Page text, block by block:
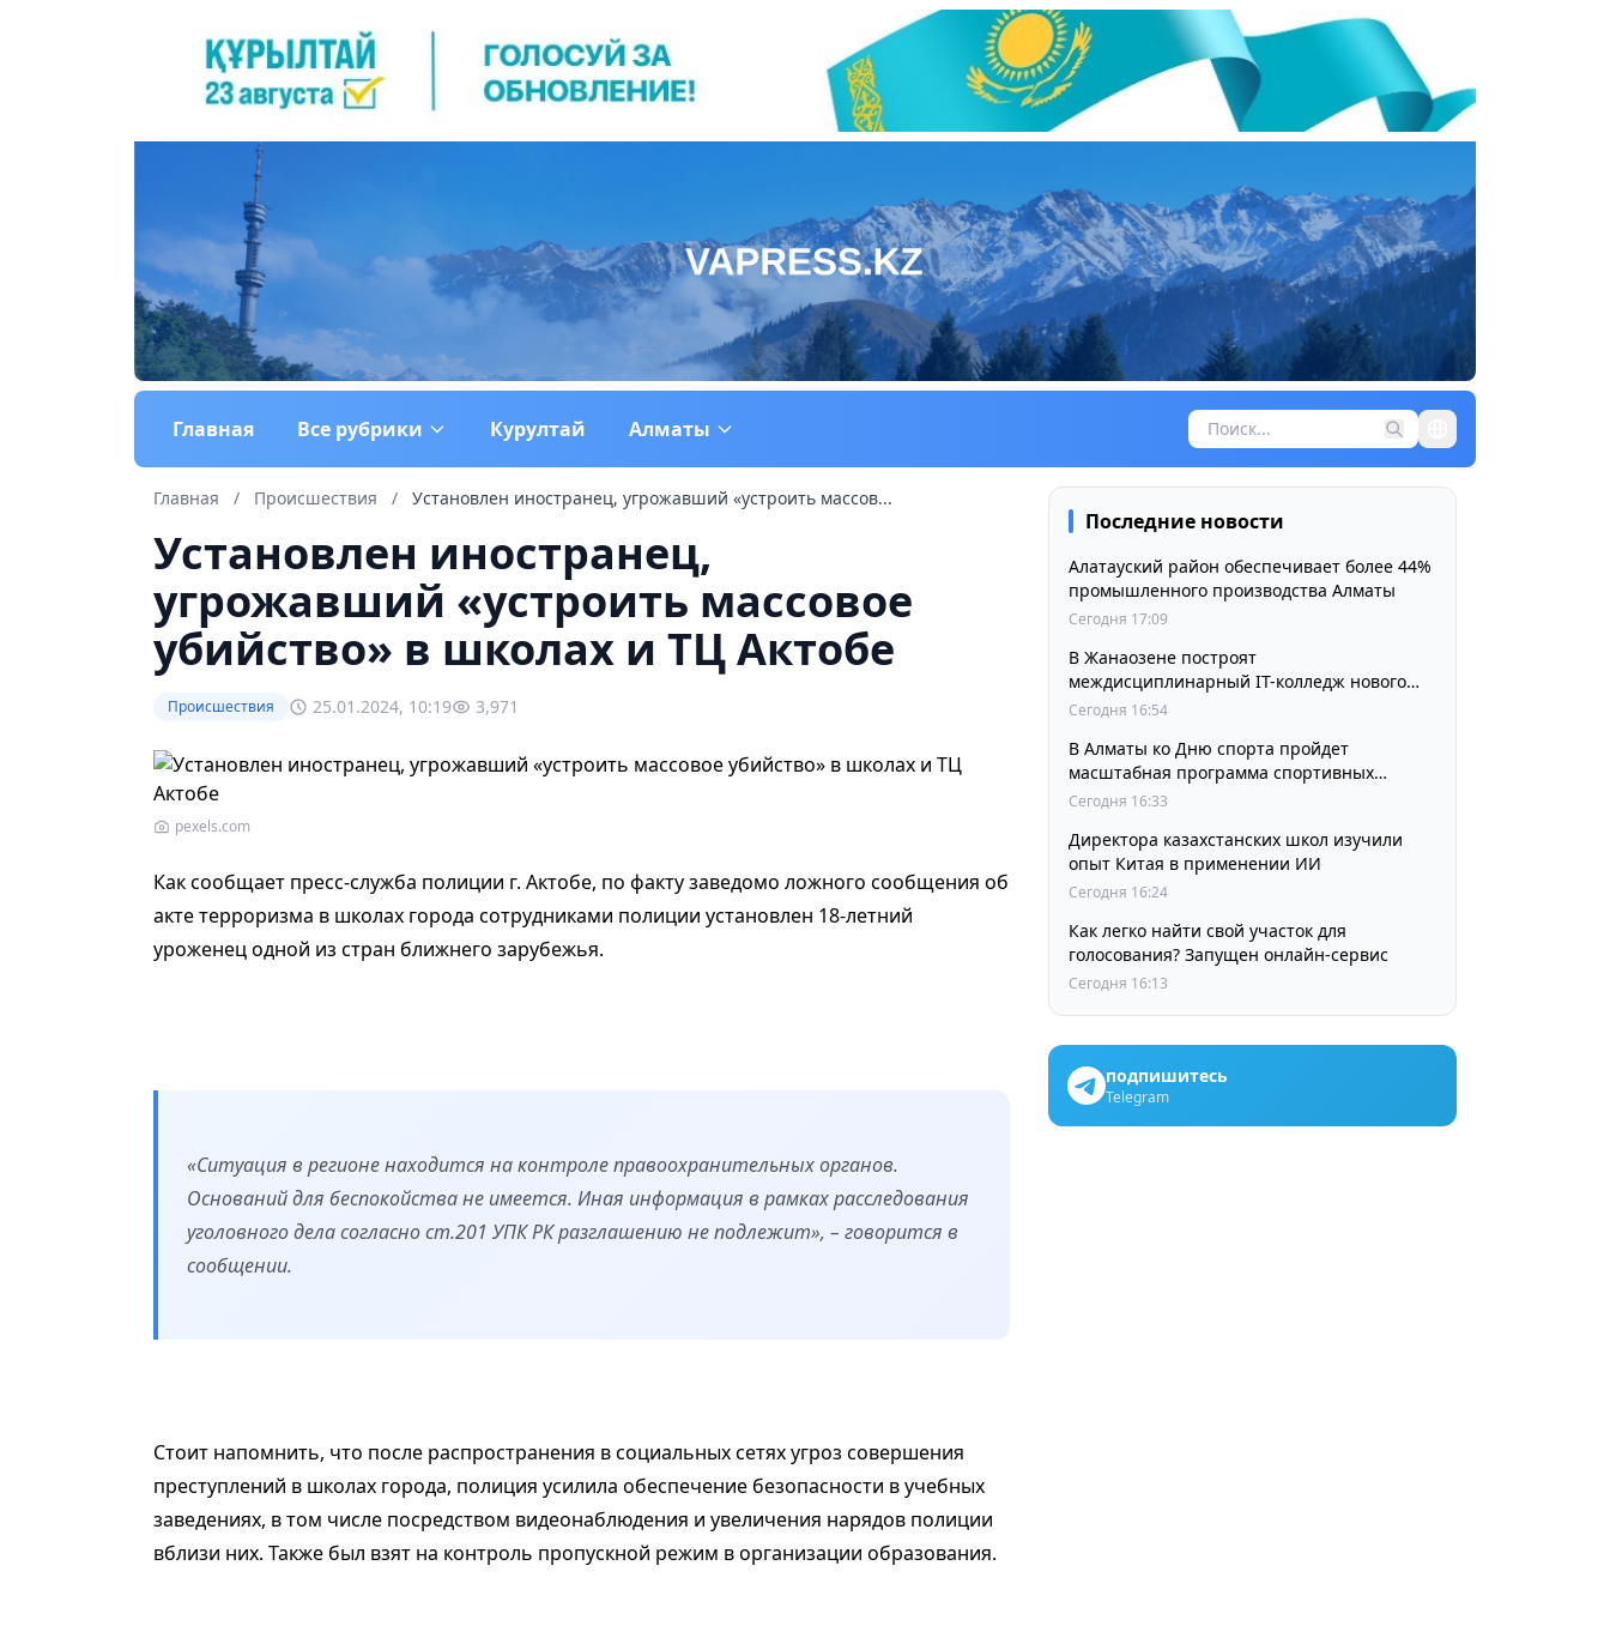
Главная Все рубрики Курултай Алматы
Главная / Происшествия / Установлен иностранец, угрожавший «устроить массов...
Установлен иностранец,
угрожавший «устроить массовое
yбийcтвo» в школах и ТЦ Актобе
Происшествия 25.01.2024, 10:19 3,971
pexels.com
Как сообщает пресс-служба полиции г. Актобе, по факту заведомо ложного сообщения об
акте терроризма в школах города сотрудниками полиции установлен 18-летний
уроженец одной из стран ближнего зарубежья.
«Ситуация в регионе находится на контроле правоохранительных органов.
Оснований для беспокойства не имеется. Иная информация в рамках расследования
уголовного дела согласно ст.201 УПК РК разглашению не подлежит», – говорится в
сообщении.
Стоит напомнить, что после распространения в социальных сетях угроз совершения
преступлений в школах города, полиция усилила обеспечение безопасности в учебных
заведениях, в том числе посредством видеонаблюдения и увеличения нарядов полиции
вблизи них. Также был взят на контроль пропускной режим в организации образования.
Последние новости
Алатауский район обеспечивает более 44%
промышленного производства Алматы
Сегодня 17:09
В Жанаозене построят
междисциплинарный IT-колледж нового
поколения
Сегодня 16:54
В Алматы ко Дню спорта пройдет
масштабная программа спортивных
мероприятий
Сегодня 16:33
Директора казахстанских школ изучили
опыт Китая в применении ИИ
Сегодня 16:24
Как легко найти свой участок для
голосования? Запущен онлайн-сервис
Сегодня 16:13
подпишитесь
Telegram